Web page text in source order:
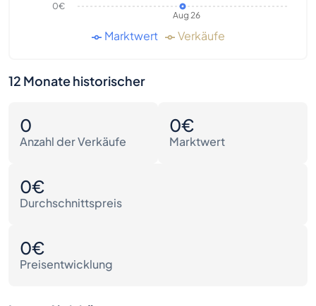
Aug 26
0€
Marktwert Verkäufe
12 Monate historischer
0
Anzahl der Verkäufe
0€
Marktwert
0€
Durchschnittspreis
0€
Preisentwicklung